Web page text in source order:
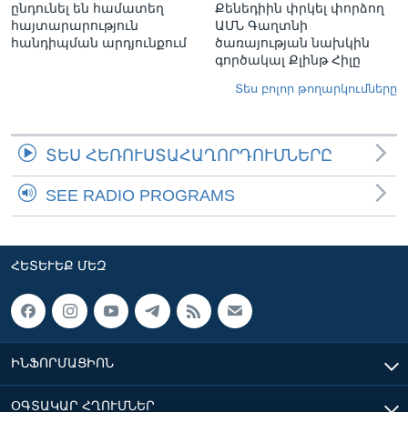
ընդունել են համատեղ
հայտարարություն
հանդիպման արդյունքում
Քենեդիին փրկել փորձող
ԱՄՆ Գաղտնի
ծառայության նախկին
գործակալ Քլինթ Հիլը
Տես բոլոր թողարկումները
ՏԵՍ ՀԵՌՈՒՍՏԱՀԱՂՈՐԴՈՒՄՆԵՐԸ
SEE RADIO PROGRAMS
ՀԵՏԵՒԵՔ ՄԵԶ
ԻՆՖՈՐՄԱՑԻՈՆ
ՕԳՏԱԿԱՐ ՀՂՈՒՄՆԵՐ